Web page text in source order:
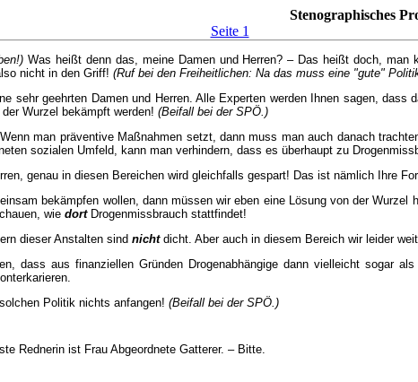
Stenographisches
Seite 1
Was heißt denn das, meine Damen und Herren? – Das heißt doch, man
nicht in den Griff! (Ruf bei den Freiheitlichen: Na das muss eine "gute"
sehr geehrten Damen und Herren. Alle Experten werden Ihnen sagen,
der Wurzel bekämpft werden! (Beifall bei der SPÖ.)
man präventive Maßnahmen setzt, dann muss man auch danach
sozialen Umfeld, kann man verhindern, dass es überhaupt zu
genau in diesen Bereichen wird gleichfalls gespart! Das ist nämlich Ihre
bekämpfen wollen, dann müssen wir eben eine Lösung von der
wie dort Drogenmissbrauch stattfindet!
dieser Anstalten sind nicht dicht. Aber auch in diesem Bereich wir leider
dass aus finanziellen Gründen Drogenabhängige dann vielleicht sogar als
Politik nichts anfangen! (Beifall bei der SPÖ.)
Rednerin ist Frau Abgeordnete Gatterer. – Bitte.